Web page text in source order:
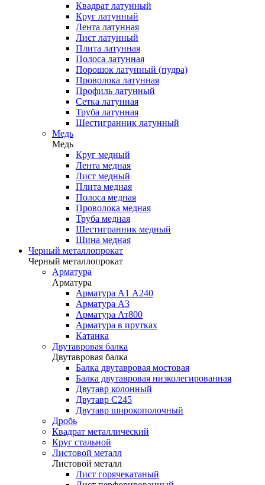
Квадрат латунный
Круг латунный
Лента латунная
Лист латунный
Плита латунная
Полоса латунная
Порошок латунный (пудра)
Проволока латунная
Профиль латунный
Сетка латунная
Труба латунная
Шестигранник латунный
Медь
Медь
Круг медный
Лента медная
Лист медный
Плита медная
Полоса медная
Проволока медная
Труба медная
Шестигранник медный
Шина медная
Черный металлопрокат
Черный металлопрокат
Арматура
Арматура
Арматура А1 А240
Арматура А3
Арматура Ат800
Арматура в прутках
Катанка
Двутавровая балка
Двутавровая балка
Балка двутавровая мостовая
Балка двутавровая низколегированная
Двутавр колонный
Двутавр С245
Двутавр широкополочный
Дробь
Квадрат металлический
Круг стальной
Листовой металл
Листовой металл
Лист горячекатаный